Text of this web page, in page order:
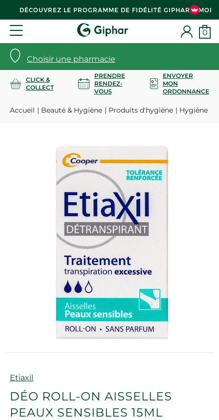
DÉCOUVREZ LE PROGRAMME DE FIDÉLITÉ GIPHAR & MOI
Choisir une pharmacie
0
CLICK &
COLLECT
PRENDRE
RENDEZ-
VOUS
ENVOYER
MON
ORDONNANCE
Accueil Beauté & Hygiène Produits d'hygiène Hygiène
Marque
Etiaxil
DÉO ROLL-ON AISSELLES
PEAUX SENSIBLES 15ML